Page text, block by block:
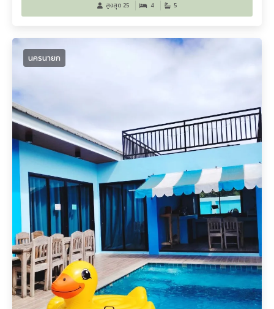
สูงสุด 25 4 5
นครนายก